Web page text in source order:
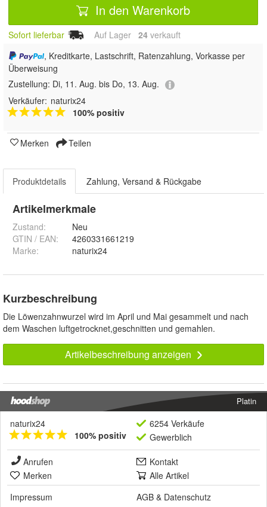
In den Warenkorb
Sofort lieferbar Auf Lager 24 verkauft
, Kreditkarte, Lastschrift, Ratenzahlung, Vorkasse per
Überweisung
Zustellung: Di, 11. Aug. bis Do, 13. Aug.
Verkäufer: naturix24
100% positiv
Merken Teilen
Produktdetails Zahlung, Versand & Rückgabe
Artikelmerkmale
Zustand:
Neu
GTIN / EAN:
4260331661219
Marke:
naturix24
Kurzbeschreibung
Die Löwenzahnwurzel wird im April und Mai gesammelt und nach
dem Waschen luftgetrocknet,geschnitten und gemahlen.
Artikelbeschreibung anzeigen
Platin
naturix24
100% positiv
6254 Verkäufe
Gewerblich
Anrufen
Kontakt
Merken
Alle Artikel
Impressum
AGB & Datenschutz